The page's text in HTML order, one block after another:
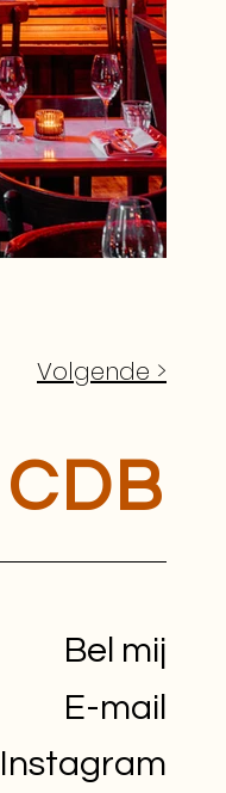
Volgende >
Bel mij
E-mail
Instagram